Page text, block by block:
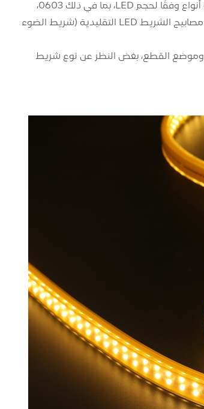
تنقسم مصابيح الشريط LED إلى 4 أنواع وفقًا للعرض، بما في ذلك 6mm/8mm/10mm/12mm، و6 أنواع وفقًا لحجم LED، بما في ذلك 0603،
0805، 1206، 1210، 5050، و5060. إذن ما هو الهيكل المادي لـ كل شريط ضوء LED؟ نحن نقدم أيضًا مصابيح الشريط LED التقليدية (شريط الضوء
نظرًا لأنه يجب تقسيم مصابيح الشريط LED وفقًا للطول المحدد لشريط الضوء، وعدد مصابيح LED وموضع القطع، بغض النظر عن نوع شريط